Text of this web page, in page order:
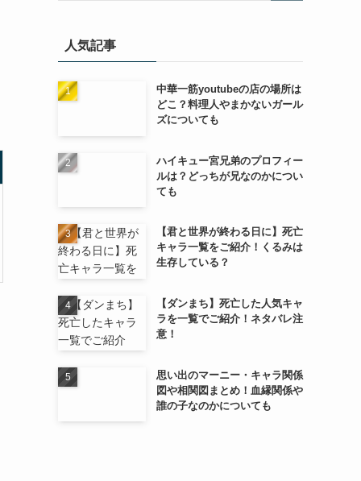
人気記事
中華一筋youtubeの店の場所は
どこ？料理人やまかないガール
ズについても
ハイキュー宮兄弟のプロフィー
ルは？どっちが兄なのかについ
ても
【君と世界が終わる日に】死亡
キャラ一覧をご紹介！くるみは
生存している？
【ダンまち】死亡した人気キャ
ラを一覧でご紹介！ネタバレ注
意！
思い出のマーニー・キャラ関係
図や相関図まとめ！血縁関係や
誰の子なのかについても